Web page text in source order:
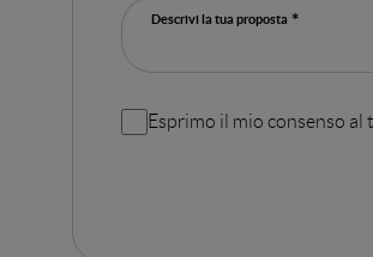
Descrivi la tua proposta
Esprimo il mio consenso